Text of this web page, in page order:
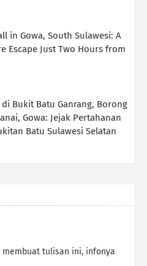
in Gowa, South Sulawesi: A
Escape Just Two Hours from
Bukit Batu Ganrang, Borong
Gowa: Jejak Pertahanan
Batu Sulawesi Selatan
tulisan ini, infonya